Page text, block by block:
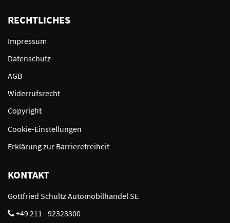
RECHTLICHES
Impressum
Datenschutz
AGB
Widerrufsrecht
Copyright
Cookie-Einstellungen
Erklärung zur Barrierefreiheit
KONTAKT
Gottfried Schultz Automobilhandel SE
+49 211 - 92323300